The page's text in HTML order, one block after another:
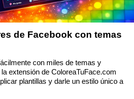
de Facebook con temas
con miles de temas y
extensión de ColoreaTuFace.com
plantillas y darle un estilo único a